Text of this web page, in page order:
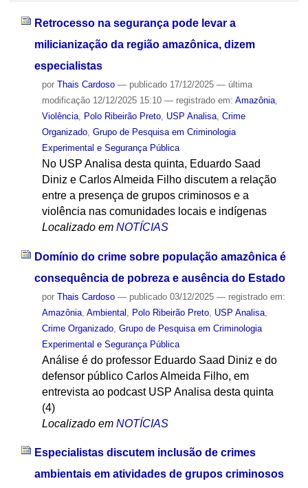
Retrocesso na segurança pode levar a
milicianização da região amazônica, dizem
especialistas
por Thais Cardoso — publicado17/12/2025 — última
modificação12/12/2025 15:10 — registrado em: Amazônia,
Violência, Polo Ribeirão Preto, USP Analisa, Crime
Organizado, Grupo de Pesquisa em Criminologia
Experimental e Segurança Pública
No USP Analisa desta quinta, Eduardo Saad
Diniz e Carlos Almeida Filho discutem a relação
entre a presença de grupos criminosos e a
violência nas comunidades locais e indígenas
Localizado em NOTÍCIAS
Domínio do crime sobre população amazônica é
consequência de pobreza e ausência do Estado
por Thais Cardoso — publicado03/12/2025 — registrado em:
Amazônia, Ambiental Polo Ribeirão Preto, USP Analisa,
Crime Organizado, Grupo de Pesquisa em Criminologia
Experimental e Segurança Pública
Análise é do professor Eduardo Saad Diniz e do
defensor público Carlos Almeida Filho, em
entrevista ao podcast USP Analisa desta quinta
(4)
Localizado em NOTÍCIAS
Especialistas discutem inclusão de crimes
ambientais em atividades de grupos criminosos